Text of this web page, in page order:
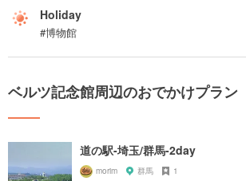
Holiday
#博物館
ベルツ記念館周辺のおでかけプラン
道の駅-埼玉/群馬-2day
morim 群馬 1